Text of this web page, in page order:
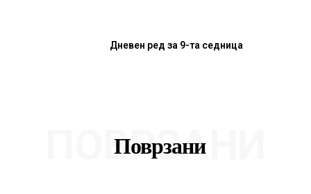
Дневен ред за 9-та седница
Поврзани
ПОВРЗАНИ